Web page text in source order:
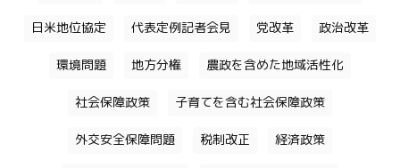
日米地位協定 代表定例記者会見 党改革 政治改革
環境問題 地方分権 農政を含めた地域活性化
社会保障政策 子育てを含む社会保障政策
外交安全保障問題 税制改正 経済政策